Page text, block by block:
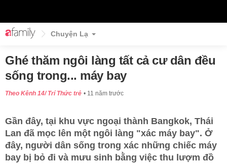
Chuyện Lạ
Ghé thăm ngôi làng tất cả cư dân đều
sống trong... máy bay
Theo Kênh 14/ Trí Thức trẻ 11 năm trước
Gần đây, tại khu vực ngoại thành Bangkok, Thái
Lan đã mọc lên một ngôi làng "xác máy bay". Ở
đây, người dân sống trong xác những chiếc máy
bay bị bỏ đi và mưu sinh bằng việc thu lượm đồ